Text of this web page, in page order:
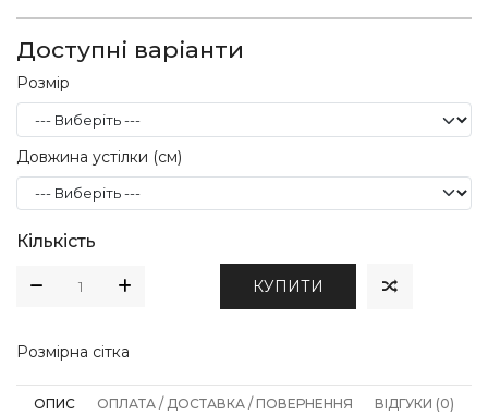
Доступні варіанти
Розмір
Довжина устілки (см)
Кількість
КУПИТИ
Розмірна сітка
ОПИС ОПЛАТА / ДОСТАВКА / ПОВЕРНЕННЯ ВІДГУКИ (0)